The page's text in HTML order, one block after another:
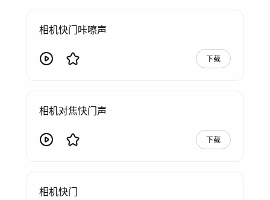
相机快门咔嚓声
下载
相机对焦快门声
下载
相机快门